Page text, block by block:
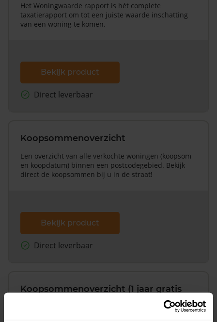
Het Woningwaarde rapport is hét complete
taxatierapport om tot een juiste waarde inschatting
van een woning te komen.
Bekijk product
Direct leverbaar
Koopsommenoverzicht
Een overzicht van alle verkochte woningen (koopsom
en koopdatum) binnen een postcodegebied. Bekijk
direct de koopsommen bij u in de straat!
Bekijk product
Direct leverbaar
Koopsommenoverzicht (1 jaar gratis